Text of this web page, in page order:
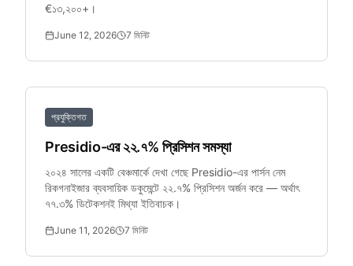
€১৩,২০০+।
June 12, 2026 7 মিনিট
প্রযুক্তিগত
Presidio-এর ২২.৭% প্রিসিশন সমস্যা
২০২৪ সালের একটি বেঞ্চমার্কে দেখা গেছে Presidio-এর পার্সন নেম
রিকগনাইজার ব্যবসায়িক ডকুমেন্টে ২২.৭% প্রিসিশন অর্জন করে — অর্থাৎ
৭৭.৩% ডিটেকশনই মিথ্যা ইতিবাচক।
June 11, 2026 7 মিনিট